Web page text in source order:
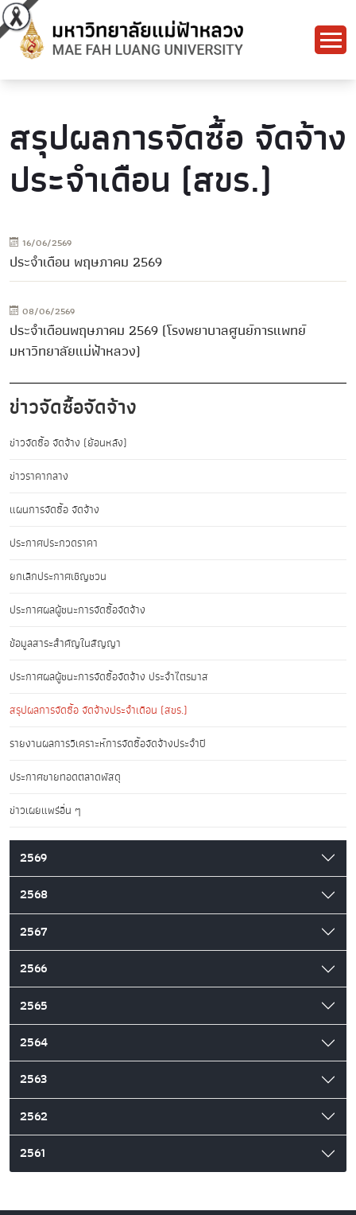
สรุปผลการจัดซื้อ จัดจ้าง
ประจำเดือน (สขร.)
16/06/2569
ประจำเดือน พฤษภาคม 2569
08/06/2569
ประจำเดือนพฤษภาคม 2569 (โรงพยาบาลศูนย์การแพทย์
มหาวิทยาลัยแม่ฟ้าหลวง)
ข่าวจัดซื้อจัดจ้าง
ข่าวจัดซื้อ จัดจ้าง (ย้อนหลัง)
ข่าวราคากลาง
แผนการจัดซื้อ จัดจ้าง
ประกาศประกวดราคา
ยกเลิกประกาศเชิญชวน
ประกาศผลผู้ชนะการจัดซื้อจัดจ้าง
ข้อมูลสาระสำคัญในสัญญา
ประกาศผลผู้ชนะการจัดซื้อจัดจ้าง ประจำไตรมาส
สรุปผลการจัดซื้อ จัดจ้างประจำเดือน (สขร.)
รายงานผลการวิเคราะห์การจัดซื้อจัดจ้างประจำปี
ประกาศขายทอดตลาดพัสดุ
ข่าวเผยแพร่อื่น ๆ
2569
2568
2567
2566
2565
2564
2563
2562
2561